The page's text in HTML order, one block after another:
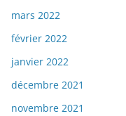
mars 2022
février 2022
janvier 2022
décembre 2021
novembre 2021